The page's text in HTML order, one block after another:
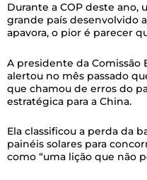
Durante a COP deste
grande país desenvolvido
apavora, o pior é parecer
A presidente da Comissão
alertou no mês passado
que chamou de erros do
estratégica para a China.
Ela classificou a perda da
painéis solares para
como “uma lição que não